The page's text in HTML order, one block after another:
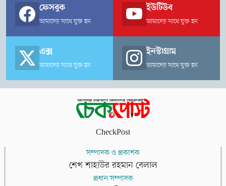
ফেসবুক
আমাদের সাথে যুক্ত হন
ইউটিউব
আমাদের সাথে যুক্ত হন
এক্স
আমাদের সাথে যুক্ত হন
ইনস্টাগ্রাম
আমাদের সাথে যুক্ত হন
CheckPost
সম্পাদক ও প্রকাশক
শেখ শাহাউর রহমান বেলাল
প্রধান সম্পাদক